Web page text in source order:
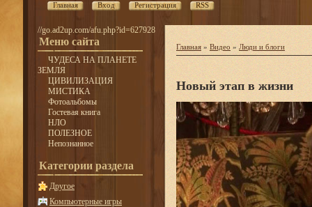
Главная Вход Регистрация RSS
//go.ad2up.com/afu.php?id=627928
Меню сайта
ЧУДЕСА НА ПЛАНЕТЕ
ЗЕМЛЯ
ЦИВИЛИЗАЦИЯ
МИСТИКА
Фотоальбомы
Гостевая книга
НЛО
ПОЛЕЗНОЕ
Непознанное
Категории раздела
Другое
Компьютерные игры
Главная » Видео » Люди и блоги
Новый этап в жизни